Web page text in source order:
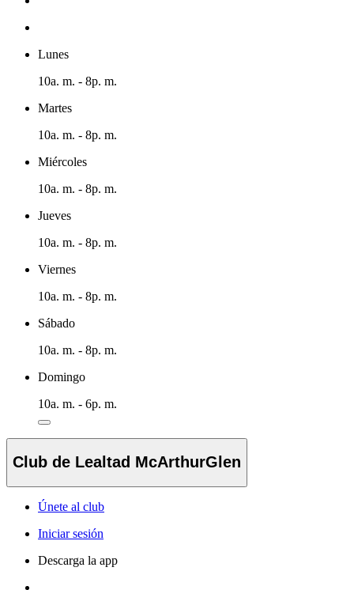
Lunes
10a. m. - 8p. m.
Martes
10a. m. - 8p. m.
Miércoles
10a. m. - 8p. m.
Jueves
10a. m. - 8p. m.
Viernes
10a. m. - 8p. m.
Sábado
10a. m. - 8p. m.
Domingo
10a. m. - 6p. m.
Club de Lealtad McArthurGlen
Únete al club
Iniciar sesión
Descarga la app